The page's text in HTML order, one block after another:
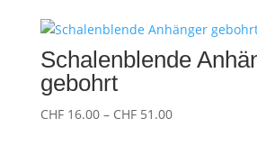
Schalenblende
gebohrt
CHF16.00 – CHF51.00Preisspanne: